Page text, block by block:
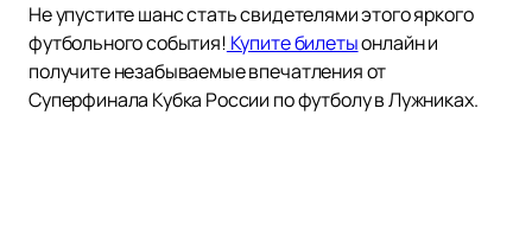
Не упустите шанс стать свидетелями этого яркого
футбольного события! Купите билетыонлайн и
получите незабываемые впечатления от
Суперфинала Кубка России по футболу в Лужниках.